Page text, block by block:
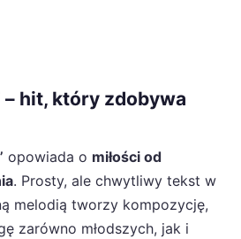
– hit, który zdobywa
opowiada o miłości od
. Prosty, ale chwytliwy tekst w
melodią tworzy kompozycję,
zarówno młodszych, jak i